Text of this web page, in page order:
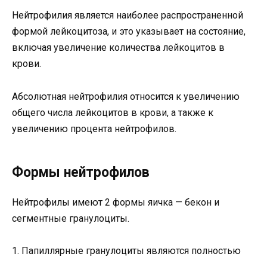
Нейтрофилия является наиболее распространенной
формой лейкоцитоза, и это указывает на состояние,
включая увеличение количества лейкоцитов в
крови.
Абсолютная нейтрофилия относится к увеличению
общего числа лейкоцитов в крови, а также к
увеличению процента нейтрофилов.
Формы нейтрофилов
Нейтрофилы имеют 2 формы яичка — бекон и
сегментные гранулоциты.
1. Папиллярные гранулоциты являются полностью